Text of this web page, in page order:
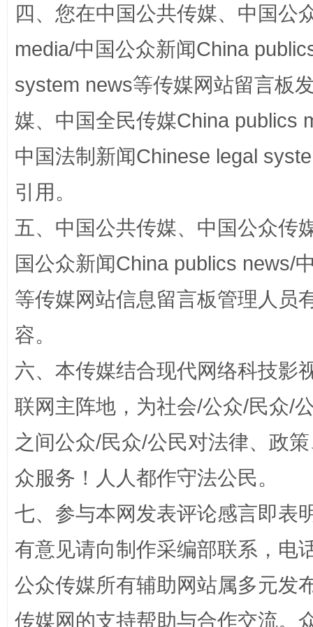
“蜀中异人”王建安的艺术幻境
完善运行机制助力责任有效落实 一纸欠
四、您在中国公共传媒、中国公
media/中国公众新闻China
system news等传媒网站留言板
媒、中国全民传媒China publics
中国法制新闻Chinese legal
引用。
五、中国公共传媒、中国公众传
国公众新闻China publics news/
等传媒网站信息留言板管理人员
容。
六、本传媒结合现代网络科技影
联网主阵地，为社会/公众/民众/
之间公众/民众/公民对法律、政
众服务！人人都作守法公民。
七、参与本网发表评论感言即表
有意见请向制作采编部联系，电
公众传媒所有辅助网站属多元发
传媒网的支持帮助与合作交流。